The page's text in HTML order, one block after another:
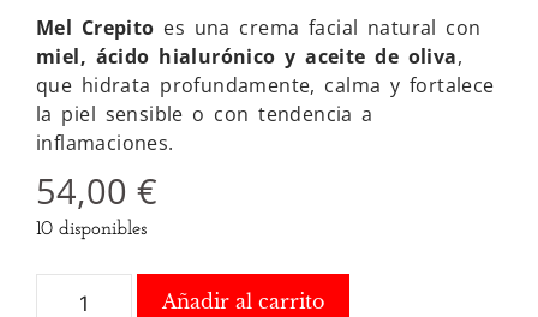
Mel Crepito es una crema facial natural con
miel, ácido hialurónico y aceite de oliva,
que hidrata profundamente, calma y fortalece
la piel sensible o con tendencia a
inflamaciones.
54,00 €
10 disponibles
Añadir al carrito